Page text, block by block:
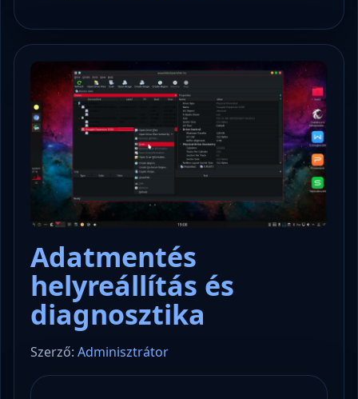
Adatmentés
helyreállítás és
diagnosztika
Szerző: Adminisztrátor